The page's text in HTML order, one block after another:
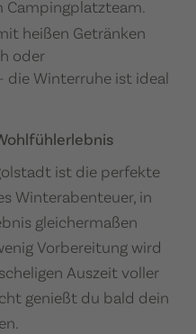
heißen Getränken
oder
die Winterruhe ist ideal
ist die perfekte
Winterabenteuer, in
gleichermaßen
Vorbereitung wird
Auszeit voller
genießt du bald dein